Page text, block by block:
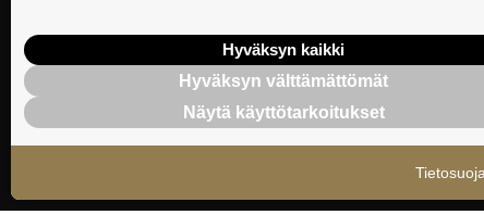
Suomen
Suomen
Hyväksyn kaikki
Hyväksyn välttämättömät
Näytä käyttötarkoitukset